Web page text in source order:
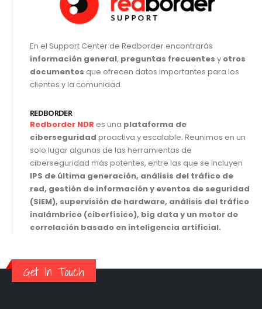
En el Support Center de Redborder encontrarás
información general, preguntas frecuentes y otros
documentos que ofrecen datos importantes para los
clientes y la comunidad.
REDBORDER
Redborder NDR es una plataforma de
ciberseguridad proactiva y escalable. Reunimos en un
solo lugar algunas de las herramientas de
ciberseguridad más potentes, entre las que se incluyen
IPS de última generación, análisis del tráfico de
red, gestión de información y eventos de seguridad
(SIEM), supervisión de hardware, análisis del tráfico
inalámbrico (ciberfísico), big data y un motor de
correlación basado en inteligencia artificial.
Get In Touch